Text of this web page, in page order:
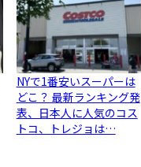
NYで1番安いスーパーは
どこ？ 最新ランキング発
表、日本人に人気のコス
トコ、トレジョは…